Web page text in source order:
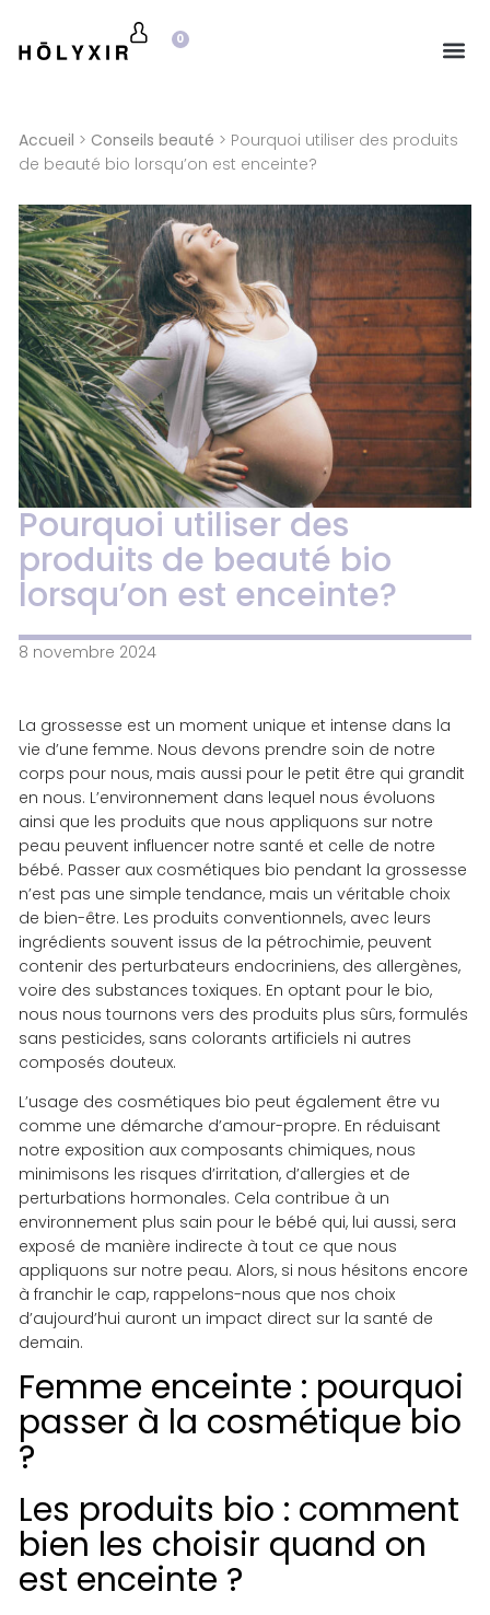
0
Accueil > Conseils beauté > Pourquoi utiliser des produits
de beauté bio lorsqu’on est enceinte?
Pourquoi utiliser des
produits de beauté bio
lorsqu’on est enceinte?
8 novembre 2024
La grossesse est un moment unique et intense dans la
vie d’une femme. Nous devons prendre soin de notre
corps pour nous, mais aussi pour le petit être qui grandit
en nous. L’environnement dans lequel nous évoluons
ainsi que les produits que nous appliquons sur notre
peau peuvent influencer notre santé et celle de notre
bébé. Passer aux cosmétiques bio pendant la grossesse
n’est pas une simple tendance, mais un véritable choix
de bien-être. Les produits conventionnels, avec leurs
ingrédients souvent issus de la pétrochimie, peuvent
contenir des perturbateurs endocriniens, des allergènes,
voire des substances toxiques. En optant pour le bio,
nous nous tournons vers des produits plus sûrs, formulés
sans pesticides, sans colorants artificiels ni autres
composés douteux.
L’usage des cosmétiques bio peut également être vu
comme une démarche d’amour-propre. En réduisant
notre exposition aux composants chimiques, nous
minimisons les risques d’irritation, d’allergies et de
perturbations hormonales. Cela contribue à un
environnement plus sain pour le bébé qui, lui aussi, sera
exposé de manière indirecte à tout ce que nous
appliquons sur notre peau. Alors, si nous hésitons encore
à franchir le cap, rappelons-nous que nos choix
d’aujourd’hui auront un impact direct sur la santé de
demain.
Femme enceinte : pourquoi
passer à la cosmétique bio
?
Les produits bio : comment
bien les choisir quand on
est enceinte ?